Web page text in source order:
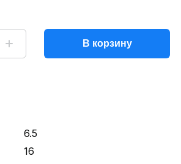
В корзину
6.5
16